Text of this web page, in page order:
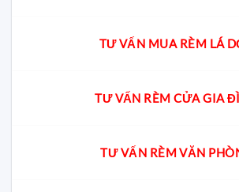
TƯ VẤN MUA RÈM LÁ
TƯ VẤN RÈM CỬA GIA
TƯ VẤN RÈM VĂN